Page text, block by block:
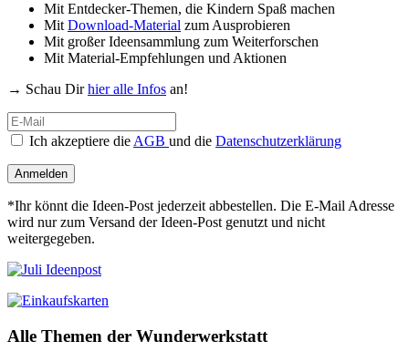
Mit Entdecker-Themen, die Kindern Spaß machen
Mit Download-Material zum Ausprobieren
Mit großer Ideensammlung zum Weiterforschen
Mit Material-Empfehlungen und Aktionen
→ Schau Dirhier alle Infos an!
Ich akzeptiere die AGB und die Datenschutzerklärung
Anmelden
*Ihr könnt die Ideen-Post jederzeit abbestellen. Die E-Mail Adresse
wird nur zum Versand der Ideen-Post genutzt und nicht
weitergegeben.
Alle Themen der Wunderwerkstatt